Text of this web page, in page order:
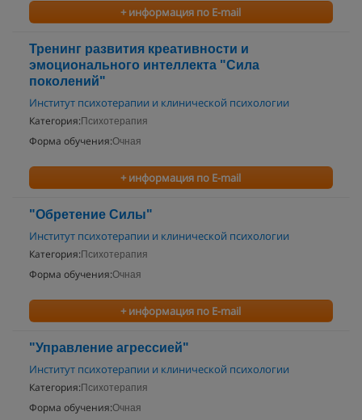
+ информация по E-mail
Тренинг развития креативности и
эмоционального интеллекта "Сила
поколений"
Институт психотерапии и клинической психологии
Категория: Психотерапия
Форма обучения:Очная
+ информация по E-mail
"Обретение Силы"
Институт психотерапии и клинической психологии
Категория: Психотерапия
Форма обучения:Очная
+ информация по E-mail
"Управление агрессией"
Институт психотерапии и клинической психологии
Категория: Психотерапия
Форма обучения:Очная